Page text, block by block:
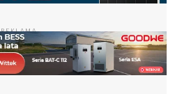
REKLAMA